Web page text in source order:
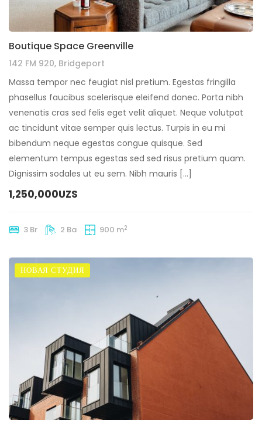
Boutique Space Greenville
142 FM 920, Bridgeport
Massa tempor nec feugiat nisl pretium. Egestas fringilla
phasellus faucibus scelerisque eleifend donec. Porta nibh
venenatis cras sed felis eget velit aliquet. Neque volutpat
ac tincidunt vitae semper quis lectus. Turpis in eu mi
bibendum neque egestas congue quisque. Sed
elementum tempus egestas sed sed risus pretium quam.
Dignissim sodales ut eu sem. Nibh mauris […]
1,250,000UZS
3 Br 2 Ba 900 m2
НОВАЯ СТУДИЯ